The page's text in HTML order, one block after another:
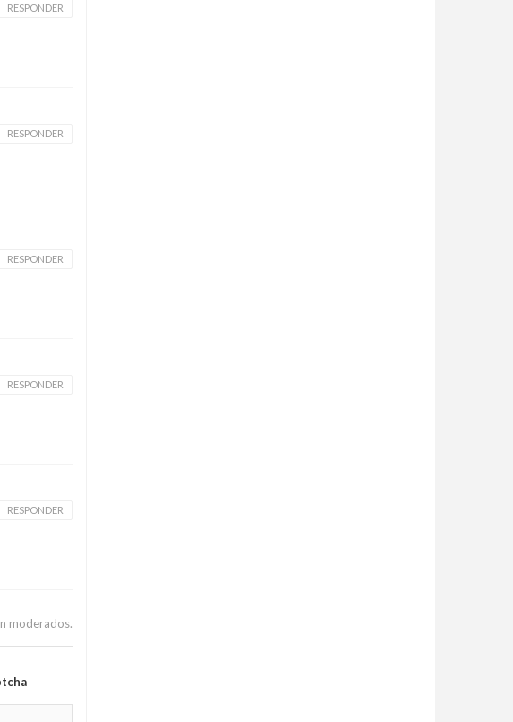
RESPONDER
RESPONDER
RESPONDER
RESPONDER
RESPONDER
moderados.